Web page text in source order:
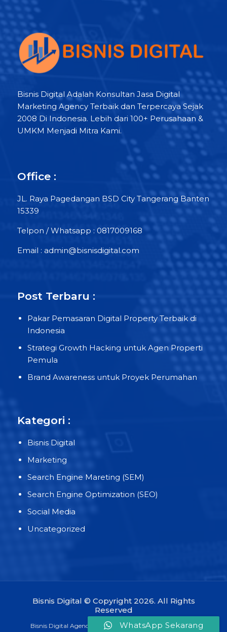
Bisnis Digital Adalah Konsultan Jasa Digital
Marketing Agency Terbaik dan Terpercaya Sejak
2008 Di Indonesia. Lebih dari 100+ Perusahaan &
UMKM Menjadi Mitra Kami.
Office :
JL. Raya Pagedangan BSD City Tangerang Banten
15339
Telpon / Whatsapp : 0817009168
Email : admin@bisnisdigital.com
Post Terbaru :
Pakar Pemasaran Digital Property Terbaik di
Indonesia
Strategi Growth Hacking untuk Agen Properti
Pemula
Brand Awareness untuk Proyek Perumahan
Kategori :
Bisnis Digital
Marketing
Search Engine Mareting (SEM)
Search Engine Optimization (SEO)
Social Media
Uncategorized
Bisnis Digital © Copyright 2026. All Rights
Reserved
Bisnis Digital Agency Terbaik dan Terpercaya di Indonesia
WhatsApp Sekarang